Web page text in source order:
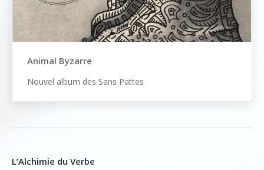
Animal Byzarre
Nouvel album des Sans Pattes
L’Alchimie du Verbe